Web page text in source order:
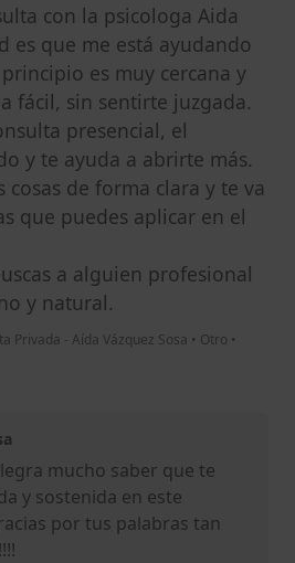
con la psicologa Aida
es que me está ayudando
es muy cercana y
fácil, sin sentirte juzgada.
presencial, el
y te ayuda a abrirte más.
cosas de forma clara y te va
que puedes aplicar en el
a alguien profesional
y natural.
Privada - Aída Vázquez Sosa • Otro •
Santana
mucho saber que te
y sostenida en este
por tus palabras tan